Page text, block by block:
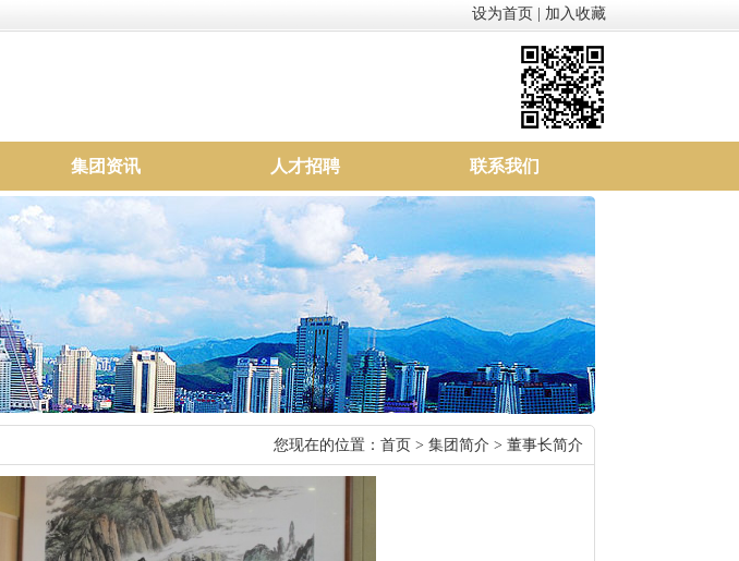
设为首页 加入收藏
集团资讯 人才招聘 联系我们
您现在的位置： 首页 > 集团简介 > 董事长简介